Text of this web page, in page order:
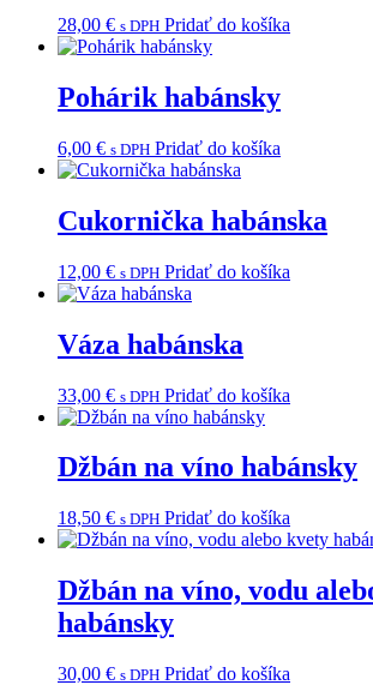
28,00 € s DPH Pridať do košíka
Pohárik habánsky
6,00 € s DPH Pridať do košíka
Cukornička habánska
12,00 € s DPH Pridať do košíka
Váza habánska
33,00 € s DPH Pridať do košíka
Džbán na víno habánsky
18,50 € s DPH Pridať do košíka
Džbán na víno, vodu
habánsky
30,00 € s DPH Pridať do košíka